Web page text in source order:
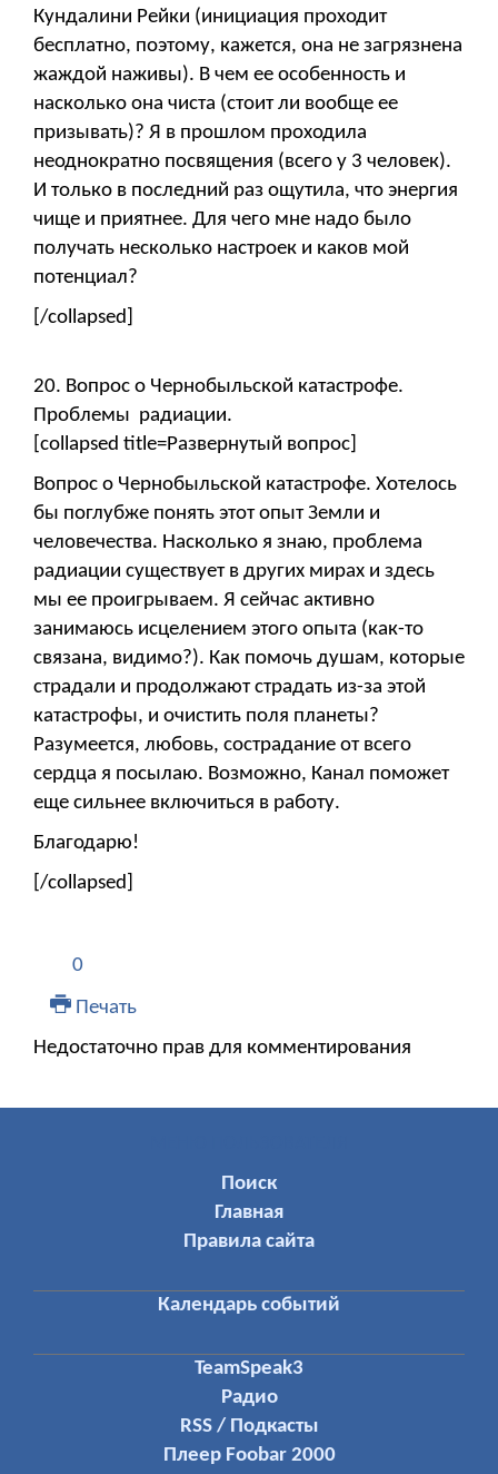
Кундалини Рейки (инициация проходит
бесплатно, поэтому, кажется, она не загрязнена
жаждой наживы). В чем ее особенность и
насколько она чиста (стоит ли вообще ее
призывать)? Я в прошлом проходила
неоднократно посвящения (всего у 3 человек).
И только в последний раз ощутила, что энергия
чище и приятнее. Для чего мне надо было
получать несколько настроек и каков мой
потенциал?
[/collapsed]
20. Вопрос о Чернобыльской катастрофе.
Проблемы радиации.
[collapsed title=Развернутый вопрос]
Вопрос о Чернобыльской катастрофе. Хотелось
бы поглубже понять этот опыт Земли и
человечества. Насколько я знаю, проблема
радиации существует в других мирах и здесь
мы ее проигрываем. Я сейчас активно
занимаюсь исцелением этого опыта (как-то
связана, видимо?). Как помочь душам, которые
страдали и продолжают страдать из-за этой
катастрофы, и очистить поля планеты?
Разумеется, любовь, сострадание от всего
сердца я посылаю. Возможно, Канал поможет
еще сильнее включиться в работу.
Благодарю!
[/collapsed]
0
Печать
Недостаточно прав для комментирования
Поиск
Главная
Правила сайта
Календарь событий
TeamSpeak3
Радио
RSS / Подкасты
Плеер Foobar 2000